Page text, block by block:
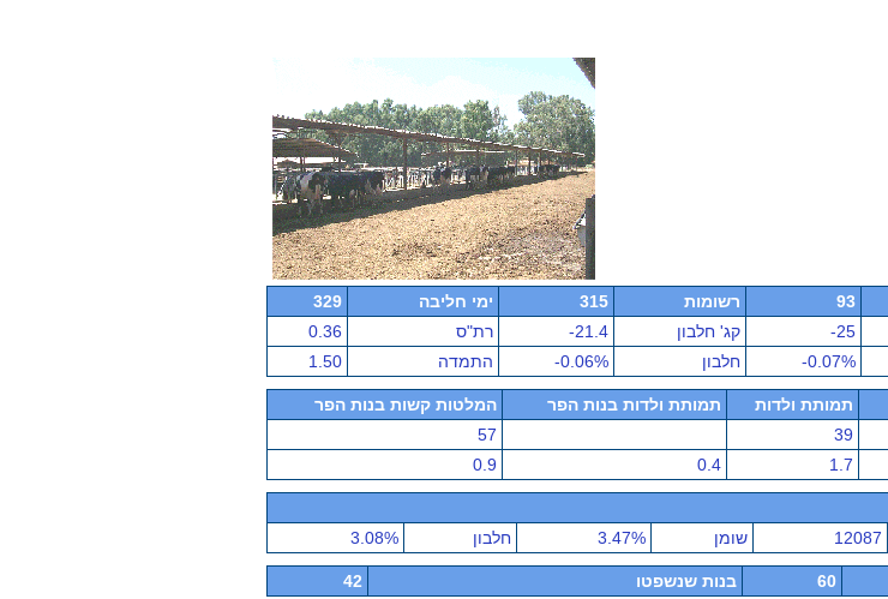
93 רשומות 315 ימי חליבה
329
-25 קג' חלבון -21.4 רת"ס
0.36
-0.07% חלבון -0.06% התמדה 1.50
תמותת ולדות תמותת ולדות בנות הפר
המלטות קשות בנות הפר
39
57
1.7
0.4
0.9
12087 שומן 3.47% חלבון 3.08%
60 בנות שנשפטו 42